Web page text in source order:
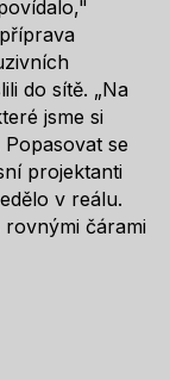
do sítě. „Na
jsme si
se
projektanti
v reálu.
čárami